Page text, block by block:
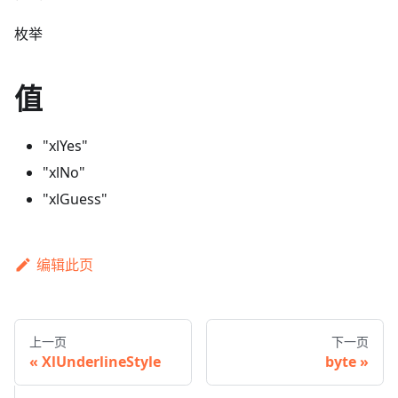
枚举
值
"xlYes"
"xlNo"
"xlGuess"
编辑此页
上一页
XlUnderlineStyle
下一页
byte